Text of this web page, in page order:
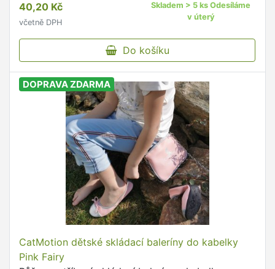
40,20 Kč
včetně DPH
Skladem > 5 ks Odesíláme
v úterý
Do košíku
DOPRAVA ZDARMA
CatMotion dětské skládací baleríny do kabelky
Pink Fairy